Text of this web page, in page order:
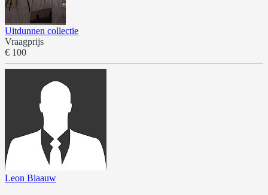
Uitdunnen collectie
Vraagprijs
€ 100
Leon Blaauw